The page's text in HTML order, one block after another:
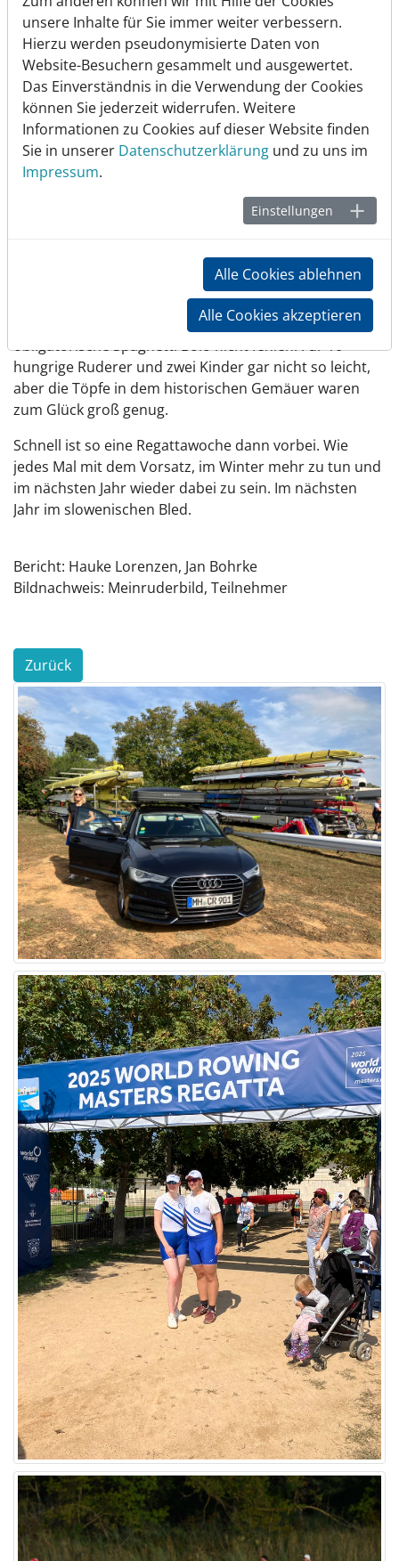
Eine Regatta lebt natürlich nicht nur vom Sport allein.
Die am Fuße der Pyrenäen gelegene Regattastrecke
war ein optisches Highlight; die täglichen Fahrten zur
Strecke durch die atemberaubende Natur waren allein
schon die Reise wert. Und für das Leibeswohl war
natürlich auch gesorgt. Kennt man vom Regattaplatz
sonst wahlweise Fritten oder weichgekochte Spaghetti
Bolognese, war man nun von der spanischen Küche
verzückt. Tapas, Paella, Patatas Brava und vieles mehr
konnte man nach den Rennen erstehen.
der Mannschaft hat, der mit der vorhandenen Paella-
Pfanne umzugehen versteht. Carlos hat uns
(unterstützt von Sabine) mehrfach mit dem leckeren
Reisgericht versorgt. Aber natürlich durfte auch die
obligatorische Spaghetti Bolo nicht fehlen. Für 10
hungrige Ruderer und zwei Kinder gar nicht so leicht,
aber die Töpfe in dem historischen Gemäuer waren
zum Glück groß genug.
Schnell ist so eine Regattawoche dann vorbei. Wie
jedes Mal mit dem Vorsatz, im Winter mehr zu tun und
im nächsten Jahr wieder dabei zu sein. Im nächsten
Jahr im slowenischen Bled.
Bericht: Hauke Lorenzen, Jan Bohrke
Bildnachweis: Meinruderbild, Teilnehmer
Zurück
unsere Inhalte für Sie immer weiter verbessern.
Hierzu werden pseudonymisierte Daten von
Website-Besuchern gesammelt und ausgewertet.
Das Einverständnis in die Verwendung der Cookies
können Sie jederzeit widerrufen. Weitere
Informationen zu Cookies auf dieser Website finden
Sie in unserer Datenschutzerklärung und zu uns im
Impressum.
Einstellungen
Alle Cookies ablehnen
Alle Cookies akzeptieren